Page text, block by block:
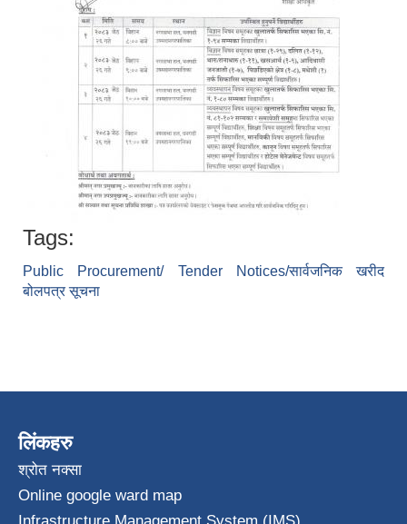
Tags:
Public Procurement/ Tender Notices/सार्वजनिक खरीद
बोलपत्र सूचना
लिंकहरु
श्रोत नक्सा
Online google ward map